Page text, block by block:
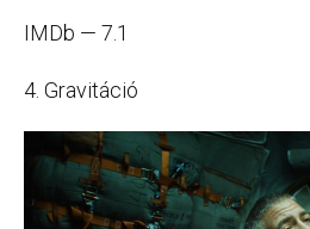
IMDb — 7.1
4. Gravitáció